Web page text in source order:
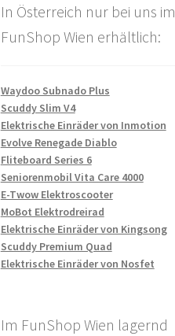
In Österreich nur bei uns im
FunShop Wien erhältlich:
Waydoo Subnado Plus
Scuddy Slim V4
Elektrische Einräder von Inmotion
Evolve Renegade Diablo
Fliteboard Series 6
Seniorenmobil Vita Care 4000
E-Twow Elektroscooter
MoBot Elektrodreirad
Elektrische Einräder von Kingsong
Scuddy Premium Quad
Elektrische Einräder von Nosfet
Im FunShop Wien lagernd